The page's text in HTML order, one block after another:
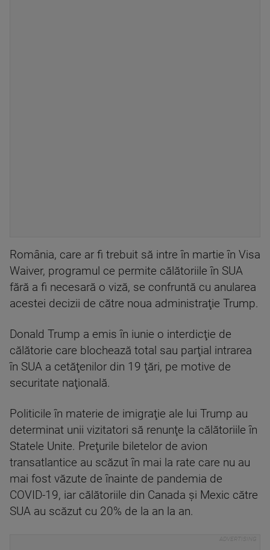
România, care ar fi trebuit să intre în martie în Visa
Waiver, programul ce permite călătoriile în SUA
fără a fi necesară o viză, se confruntă cu anularea
acestei decizii de către noua administraţie Trump.
Donald Trump a emis în iunie o interdicţie de
călătorie care blochează total sau parţial intrarea
în SUA a cetăţenilor din 19 ţări, pe motive de
securitate naţională.
Politicile în materie de imigraţie ale lui Trump au
determinat unii vizitatori să renunţe la călătoriile în
Statele Unite. Preţurile biletelor de avion
transatlantice au scăzut în mai la rate care nu au
mai fost văzute de înainte de pandemia de
COVID-19, iar călătoriile din Canada şi Mexic către
SUA au scăzut cu 20% de la an la an.